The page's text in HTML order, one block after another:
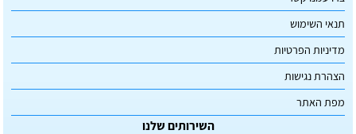
תנאי השימוש
מדיניות הפרטיות
הצהרת נגישות
מפת האתר
השירותים שלנו